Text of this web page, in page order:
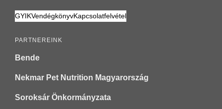
GYIKVendégkönyvKapcsolatfelvétel
PARTNEREINK
Bende
Nekmar Pet Nutrition Magyarország
Soroksár Önkormányzata